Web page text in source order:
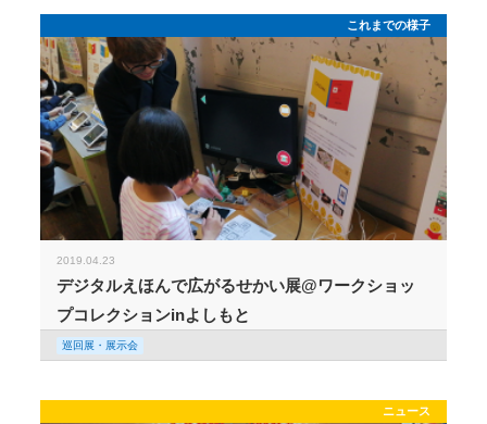
これまでの様子
2019.04.23
デジタルえほんで広がるせかい展@ワークショッ
プコレクションinよしもと
巡回展・展示会
ニュース